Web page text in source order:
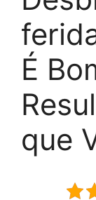
É
que